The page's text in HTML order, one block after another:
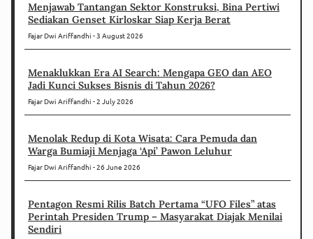
Menjawab Tantangan Sektor Konstruksi, Bina Pertiwi
Sediakan Genset Kirloskar Siap Kerja Berat
Fajar Dwi Ariffandhi 3 August 2026
Menaklukkan Era AI Search: Mengapa GEO dan AEO
Jadi Kunci Sukses Bisnis di Tahun 2026?
Fajar Dwi Ariffandhi 2 July 2026
Menolak Redup di Kota Wisata: Cara Pemuda dan
Warga Bumiaji Menjaga ‘Api’ Pawon Leluhur
Fajar Dwi Ariffandhi 26 June 2026
Pentagon Resmi Rilis Batch Pertama “UFO Files” atas
Perintah Presiden Trump – Masyarakat Diajak Menilai
Sendiri